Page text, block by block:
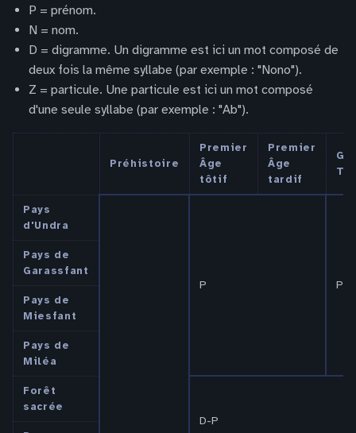
P = prénom.
N = nom.
D = digramme. Un digramme est ici un mot composé de
deux fois la même syllabe (par exemple : "Nono").
Z = particule. Une particule est ici un mot composé
d'une seule syllabe (par exemple : "Ab").
Préhistoire
Premier
Âge
tôtif
Premier
Âge
tardif
Pays
d'Undra
P P N
Pays de
Garassfant
Pays de
Miesfant
Pays de
Miléa
Forêt
sacrée
D-P